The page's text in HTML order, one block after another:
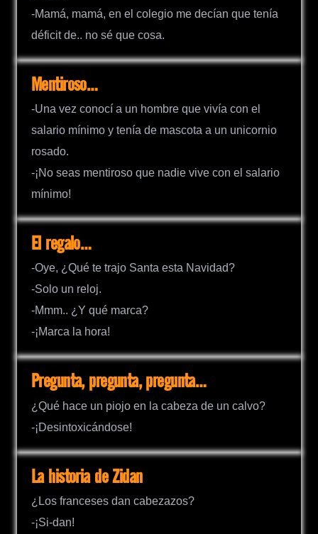
-Mamá, mamá, en el colegio me decían que tenía
déficit de.. no sé que cosa.
Mentiroso…
-Una vez conocí a un hombre que vivía con el
salario mínimo y tenía de mascota a un unicornio
rosado.
-¡No seas mentiroso que nadie vive con el salario
mínimo!
El regalo…
-Oye, ¿Qué te trajo Santa esta Navidad?
-Solo un reloj.
-Mmm.. ¿Y qué marca?
-¡Marca la hora!
Pregunta, pregunta, pregunta…
¿Qué hace un piojo en la cabeza de un calvo?
-¡Desintoxicándose!
La historia de Zidan
¿Los franceses dan cabezazos?
-¡Si-dan!